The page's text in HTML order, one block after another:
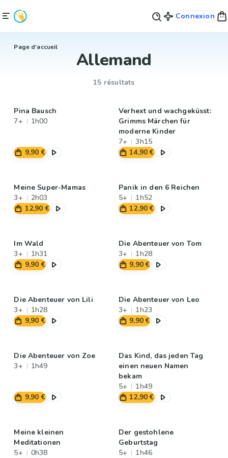
Connexion
Page d'accueil
Allemand
15 résultats
Pina Bausch
7+
1h00
9,90 €
Verhext und wachgeküsst:
Grimms Märchen für
moderne Kinder
7+
3h15
14,90 €
Meine Super-Mamas
3+
2h03
12,90 €
Panik in den 6 Reichen
5+
1h52
12,90 €
Im Wald
3+
1h31
9,90 €
Die Abenteuer von Tom
3+
1h28
9,90 €
Die Abenteuer von Lili
3+
1h28
9,90 €
Die Abenteuer von Leo
3+
1h23
9,90 €
Die Abenteuer von Zoe
3+
1h49
9,90 €
Das Kind, das jeden Tag
einen neuen Namen
bekam
5+
1h49
12,90 €
Meine kleinen
Meditationen
5+
0h38
Der gestohlene
Geburtstag
5+
1h46